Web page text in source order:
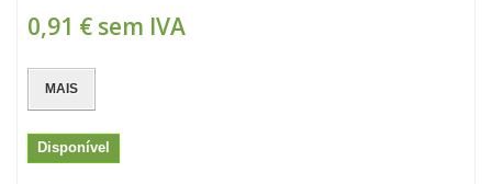
0,91 € sem IVA
MAIS
Disponível